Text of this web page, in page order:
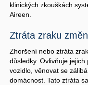
klinických zkouškách
Aireen.
Ztráta zraku
Zhoršení nebo ztráta
důsledky. Ovlivňuje
vozidlo, věnovat se
domácnost. Tato ztráta